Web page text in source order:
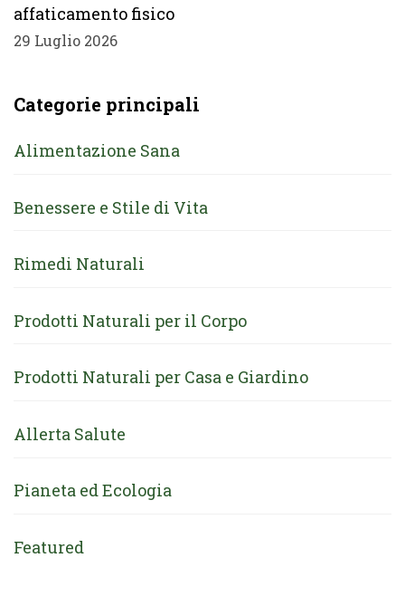
affaticamento fisico
29 Luglio 2026
Categorie principali
Alimentazione Sana
Benessere e Stile di Vita
Rimedi Naturali
Prodotti Naturali per il Corpo
Prodotti Naturali per Casa e Giardino
Allerta Salute
Pianeta ed Ecologia
Featured